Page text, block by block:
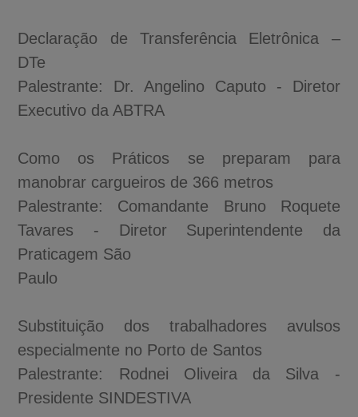
Declaração de Transferência Eletrônica –
DTe
Palestrante: Dr. Angelino Caputo - Diretor
Executivo da ABTRA
Como os Práticos se preparam para
manobrar cargueiros de 366 metros
Palestrante: Comandante Bruno Roquete
Tavares - Diretor Superintendente da
Praticagem São
Paulo
Substituição dos trabalhadores avulsos
especialmente no Porto de Santos
Palestrante: Rodnei Oliveira da Silva -
Presidente SINDESTIVA